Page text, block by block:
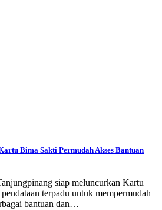
Bima Sakti Permudah Akses Bantuan
siap meluncurkan Kartu
terpadu untuk mempermudah
bantuan dan…